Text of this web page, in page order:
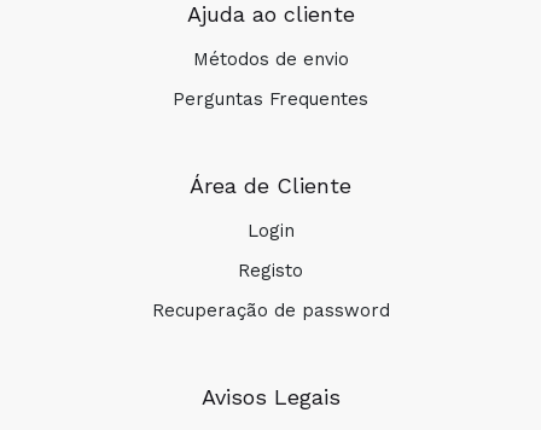
Ajuda ao cliente
Métodos de envio
Perguntas Frequentes
Área de Cliente
Login
Registo
Recuperação de password
Avisos Legais